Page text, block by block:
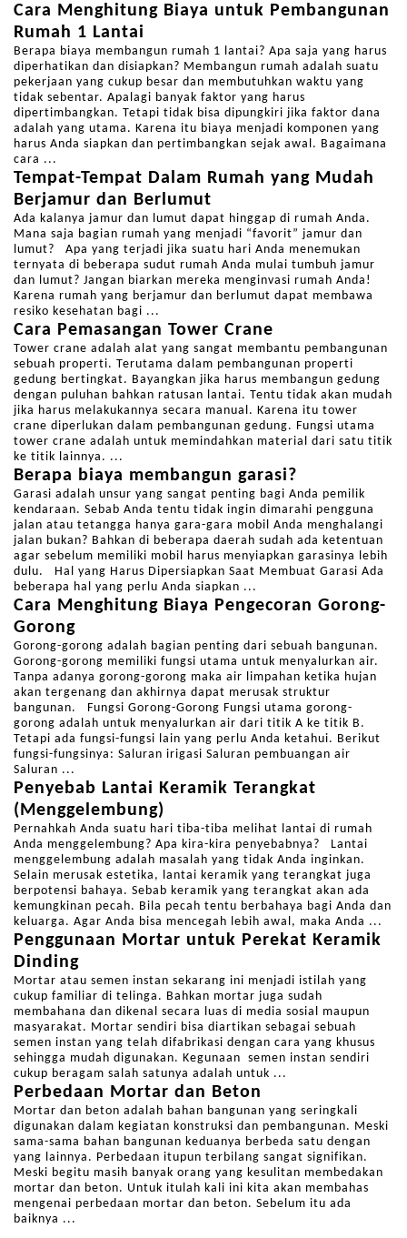
Cara Menghitung Biaya untuk Pembangunan
Rumah 1 Lantai
Berapa biaya membangun rumah 1 lantai? Apa saja yang harus
diperhatikan dan disiapkan? Membangun rumah adalah suatu
pekerjaan yang cukup besar dan membutuhkan waktu yang
tidak sebentar. Apalagi banyak faktor yang harus
dipertimbangkan. Tetapi tidak bisa dipungkiri jika faktor dana
adalah yang utama. Karena itu biaya menjadi komponen yang
harus Anda siapkan dan pertimbangkan sejak awal. Bagaimana
cara ...
Tempat-Tempat Dalam Rumah yang Mudah
Berjamur dan Berlumut
Ada kalanya jamur dan lumut dapat hinggap di rumah Anda.
Mana saja bagian rumah yang menjadi “favorit” jamur dan
lumut? Apa yang terjadi jika suatu hari Anda menemukan
ternyata di beberapa sudut rumah Anda mulai tumbuh jamur
dan lumut? Jangan biarkan mereka menginvasi rumah Anda!
Karena rumah yang berjamur dan berlumut dapat membawa
resiko kesehatan bagi ...
Cara Pemasangan Tower Crane
Tower crane adalah alat yang sangat membantu pembangunan
sebuah properti. Terutama dalam pembangunan properti
gedung bertingkat. Bayangkan jika harus membangun gedung
dengan puluhan bahkan ratusan lantai. Tentu tidak akan mudah
jika harus melakukannya secara manual. Karena itu tower
crane diperlukan dalam pembangunan gedung. Fungsi utama
tower crane adalah untuk memindahkan material dari satu titik
ke titik lainnya. ...
Berapa biaya membangun garasi?
Garasi adalah unsur yang sangat penting bagi Anda pemilik
kendaraan. Sebab Anda tentu tidak ingin dimarahi pengguna
jalan atau tetangga hanya gara-gara mobil Anda menghalangi
jalan bukan? Bahkan di beberapa daerah sudah ada ketentuan
agar sebelum memiliki mobil harus menyiapkan garasinya lebih
dulu. Hal yang Harus Dipersiapkan Saat Membuat Garasi Ada
beberapa hal yang perlu Anda siapkan ...
Cara Menghitung Biaya Pengecoran Gorong-
Gorong
Gorong-gorong adalah bagian penting dari sebuah bangunan.
Gorong-gorong memiliki fungsi utama untuk menyalurkan air.
Tanpa adanya gorong-gorong maka air limpahan ketika hujan
akan tergenang dan akhirnya dapat merusak struktur
bangunan. Fungsi Gorong-Gorong Fungsi utama gorong-
gorong adalah untuk menyalurkan air dari titik A ke titik B.
Tetapi ada fungsi-fungsi lain yang perlu Anda ketahui. Berikut
fungsi-fungsinya: Saluran irigasi Saluran pembuangan air
Saluran ...
Penyebab Lantai Keramik Terangkat
(Menggelembung)
Pernahkah Anda suatu hari tiba-tiba melihat lantai di rumah
Anda menggelembung? Apa kira-kira penyebabnya? Lantai
menggelembung adalah masalah yang tidak Anda inginkan.
Selain merusak estetika, lantai keramik yang terangkat juga
berpotensi bahaya. Sebab keramik yang terangkat akan ada
kemungkinan pecah. Bila pecah tentu berbahaya bagi Anda dan
keluarga. Agar Anda bisa mencegah lebih awal, maka Anda ...
Penggunaan Mortar untuk Perekat Keramik
Dinding
Mortar atau semen instan sekarang ini menjadi istilah yang
cukup familiar di telinga. Bahkan mortar juga sudah
membahana dan dikenal secara luas di media sosial maupun
masyarakat. Mortar sendiri bisa diartikan sebagai sebuah
semen instan yang telah difabrikasi dengan cara yang khusus
sehingga mudah digunakan. Kegunaan semen instan sendiri
cukup beragam salah satunya adalah untuk ...
Perbedaan Mortar dan Beton
Mortar dan beton adalah bahan bangunan yang seringkali
digunakan dalam kegiatan konstruksi dan pembangunan. Meski
sama-sama bahan bangunan keduanya berbeda satu dengan
yang lainnya. Perbedaan itupun terbilang sangat signifikan.
Meski begitu masih banyak orang yang kesulitan membedakan
mortar dan beton. Untuk itulah kali ini kita akan membahas
mengenai perbedaan mortar dan beton. Sebelum itu ada
baiknya ...